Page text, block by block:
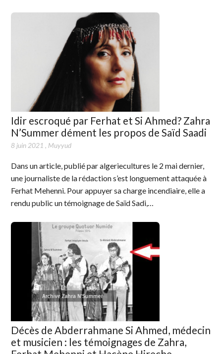
Idir escroqué par Ferhat et Si Ahmed? Zahra
N’Summer dément les propos de Saïd Saadi
8 juin 2021 , Muyyud
Dans un article, publié par algeriecultures le 2 mai dernier,
une journaliste de la rédaction s’est longuement attaquée à
Ferhat Mehenni. Pour appuyer sa charge incendiaire, elle a
rendu public un témoignage de Saïd Sadi,…
Décès de Abderrahmane Si Ahmed, médecin
et musicien : les témoignages de Zahra,